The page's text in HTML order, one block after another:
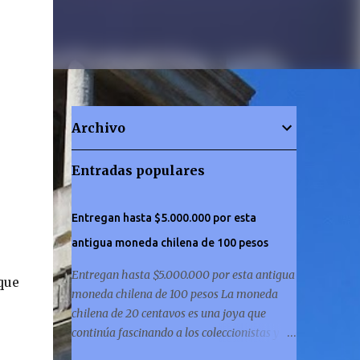
Archivo
Entradas populares
Entregan hasta $5.000.000 por esta
antigua moneda chilena de 100 pesos
Entregan hasta $5.000.000 por esta antigua
moneda chilena de 100 pesos La moneda
chilena de 20 centavos es una joya que
continúa fascinando a los coleccionistas y a
los amantes de la historia por igual. ¿Has